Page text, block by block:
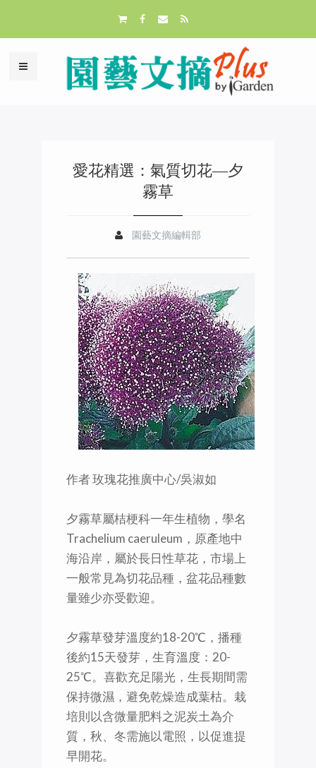
愛花精選：氣質切花—夕
霧草
園藝文摘編輯部
作者 玫瑰花推廣中心/吳淑如
夕霧草屬桔梗科一年生植物，學名
Trachelium caeruleum，原產地中
海沿岸，屬於長日性草花，市場上
一般常見為切花品種，盆花品種數
量雖少亦受歡迎。
夕霧草發芽溫度約18-20℃，播種
後約15天發芽，生育溫度：20-
25℃。喜歡充足陽光，生長期間需
保持微濕，避免乾燥造成葉枯。栽
培則以含微量肥料之泥炭土為介
質，秋、冬需施以電照，以促進提
早開花。